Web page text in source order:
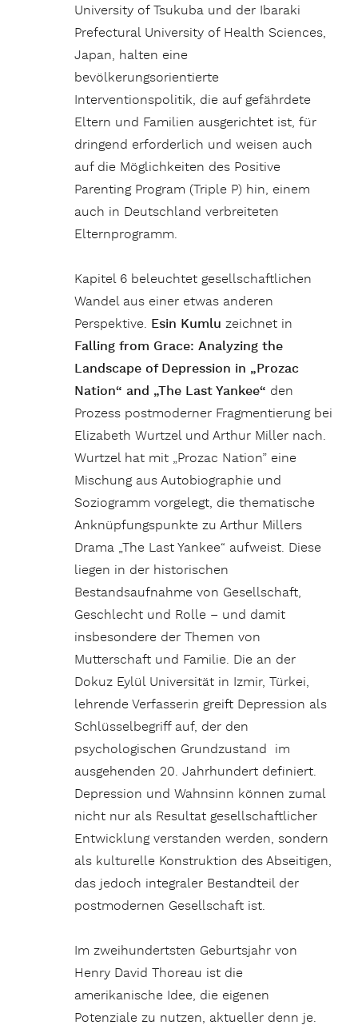
University of Tsukuba und der Ibaraki
Prefectural University of Health Sciences,
Japan, halten eine
bevölkerungsorientierte
Interventionspolitik, die auf gefährdete
Eltern und Familien ausgerichtet ist, für
dringend erforderlich und weisen auch
auf die Möglichkeiten des Positive
Parenting Program (Triple P) hin, einem
auch in Deutschland verbreiteten
Elternprogramm.
Kapitel 6 beleuchtet gesellschaftlichen
Wandel aus einer etwas anderen
Perspektive. Esin Kumlu zeichnet in
Falling from Grace: Analyzing the
Landscape of Depression in „Prozac
Nation“ and „The Last Yankee“ den
Prozess postmoderner Fragmentierung bei
Elizabeth Wurtzel und Arthur Miller nach.
Wurtzel hat mit „Prozac Nation” eine
Mischung aus Autobiographie und
Soziogramm vorgelegt, die thematische
Anknüpfungspunkte zu Arthur Millers
Drama „The Last Yankee“ aufweist. Diese
liegen in der historischen
Bestandsaufnahme von Gesellschaft,
Geschlecht und Rolle – und damit
insbesondere der Themen von
Mutterschaft und Familie. Die an der
Dokuz Eylül Universität in Izmir, Türkei,
lehrende Verfasserin greift Depression als
Schlüsselbegriff auf, der den
psychologischen Grundzustand im
ausgehenden 20. Jahrhundert definiert.
Depression und Wahnsinn können zumal
nicht nur als Resultat gesellschaftlicher
Entwicklung verstanden werden, sondern
als kulturelle Konstruktion des Abseitigen,
das jedoch integraler Bestandteil der
postmodernen Gesellschaft ist.
Im zweihundertsten Geburtsjahr von
Henry David Thoreau ist die
amerikanische Idee, die eigenen
Potenziale zu nutzen, aktueller denn je.